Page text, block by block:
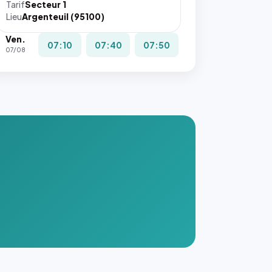
TarifSecteur 1
LieuArgenteuil (95100)
Ven.
07/08 07:10 07:40 07:50